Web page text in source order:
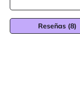
Reseñas (8)